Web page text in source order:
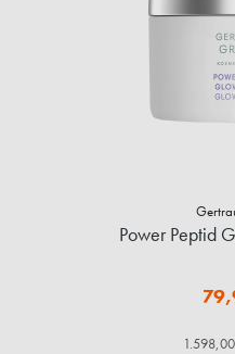
Power Peptid